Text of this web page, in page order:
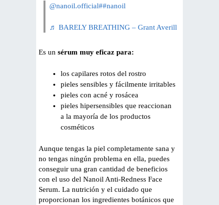
@nanoil.official##nanoil
♬ BARELY BREATHING – Grant Averill
Es un sérum muy eficaz para:
los capilares rotos del rostro
pieles sensibles y fácilmente irritables
pieles con acné y rosácea
pieles hipersensibles que reaccionan
a la mayoría de los productos
cosméticos
Aunque tengas la piel completamente sana y
no tengas ningún problema en ella, puedes
conseguir una gran cantidad de beneficios
con el uso del Nanoil Anti-Redness Face
Serum. La nutrición y el cuidado que
proporcionan los ingredientes botánicos que